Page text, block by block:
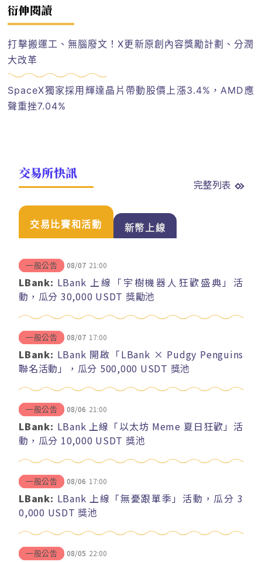
衍伸閱讀
打擊搬運工、無腦廢文！X更新原創內容獎勵計劃、分潤
大改革
SpaceX獨家採用輝達晶片帶動股價上漲3.4%，AMD應
聲重挫7.04%
交易所快訊
完整列表
交易比賽和活動 新幣上線
一般公告 08/07 21:00
LBank: LBank 上線「宇樹機器人狂歡盛典」活
動，瓜分 30,000 USDT 獎勵池
一般公告 08/07 17:00
LBank: LBank 開啟「LBank × Pudgy Penguins
聯名活動」，瓜分 500,000 USDT 獎池
一般公告 08/06 21:00
LBank: LBank 上線「以太坊 Meme 夏日狂歡」活
動，瓜分 10,000 USDT 獎池
一般公告 08/06 17:00
LBank: LBank 上線「無憂跟單季」活動，瓜分 3
0,000 USDT 獎池
一般公告 08/05 22:00